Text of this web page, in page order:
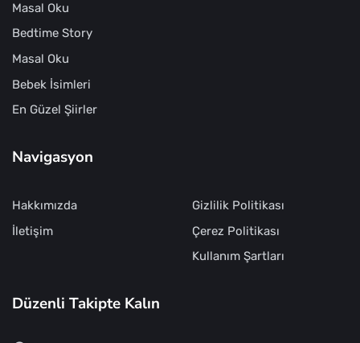
Masal Oku
Bedtime Story
Masal Oku
Bebek İsimleri
En Güzel Şiirler
Navigasyon
Hakkımızda
İletişim
Gizlilik Politikası
Çerez Politikası
Kullanım Şartları
Düzenli Takipte Kalın